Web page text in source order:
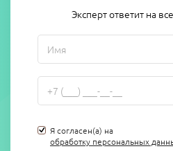
Эксперт ответит на
Я согласен(а) на
обработку персональных